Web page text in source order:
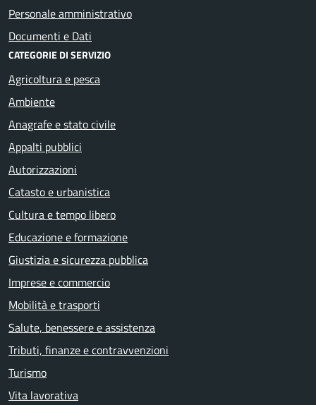
Personale amministrativo
Documenti e Dati
CATEGORIE DI SERVIZIO
Agricoltura e pesca
Ambiente
Anagrafe e stato civile
Appalti pubblici
Autorizzazioni
Catasto e urbanistica
Cultura e tempo libero
Educazione e formazione
Giustizia e sicurezza pubblica
Imprese e commercio
Mobilità e trasporti
Salute, benessere e assistenza
Tributi, finanze e contravvenzioni
Turismo
Vita lavorativa